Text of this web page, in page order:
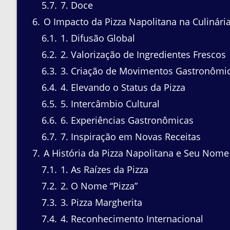
5.7 7. Doce
6 O Impacto da Pizza Napolitana na Culinária
6.1
1. Difusão Global
6.2 2. Valorização de Ingredientes Frescos
6.3 3. Criação de Movimentos
6.4 4. Elevando o Status da Pizza
6.5 5. Intercâmbio Cultural
6.6 6. Experiências Gastronômicas
6.7 7. Inspiração em Novas Receitas
7 A História da Pizza Napolitana e Seu Nome
7.1
1. As Raízes da Pizza
7.2 2. O Nome “Pizza”
7.3 3. Pizza Margherita
7.4 4. Reconhecimento Internacional